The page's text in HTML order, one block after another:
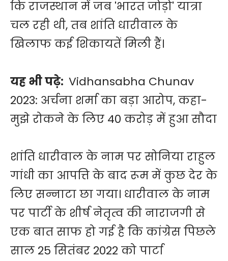
कि राजस्थान में जब 'भारत जोड़ो' यात्रा
चल रही थी, तब शांति धारीवाल के
खिलाफ कई शिकायतें मिली हैं।
यह भी पढ़े: Vidhansabha Chunav
2023: अर्चना शर्मा का बड़ा आरोप, कहा-
मुझे रोकने के लिए 40 करोड़ में हुआ सौदा
शांति धारीवाल के नाम पर सोनिया राहुल
गांधी का आपत्ति के बाद रूम में कुछ देर के
लिए सन्नाटा छा गया। धारीवाल के नाम
पर पार्टी के शीर्ष नेतृत्व की नाराजगी से
एक बात साफ हो गई है कि कांग्रेस पिछले
साल 25 सितंबर 2022 को पार्टा